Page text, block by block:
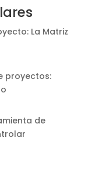
La Matriz
proyectos:
de